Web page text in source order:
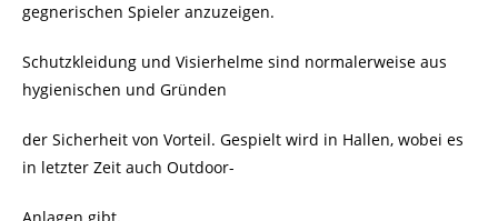
gegnerischen Spieler anzuzeigen.
Schutzkleidung und Visierhelme sind normalerweise aus
hygienischen und Gründen
der Sicherheit von Vorteil. Gespielt wird in Hallen, wobei es
in letzter Zeit auch Outdoor-